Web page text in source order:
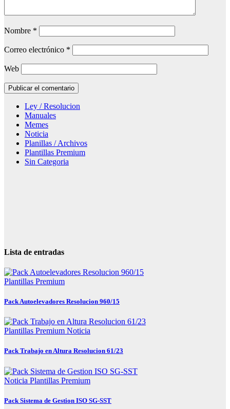
Nombre *
Correo electrónico *
Web
Ley / Resolucion
Manuales
Memes
Noticia
Planillas / Archivos
Plantillas Premium
Sin Categoria
Lista de entradas
Plantillas Premium
Pack Autoelevadores Resolucion 960/15
Plantillas Premium Noticia
Pack Trabajo en Altura Resolucion 61/23
Noticia Plantillas Premium
Pack Sistema de Gestion ISO SG-SST